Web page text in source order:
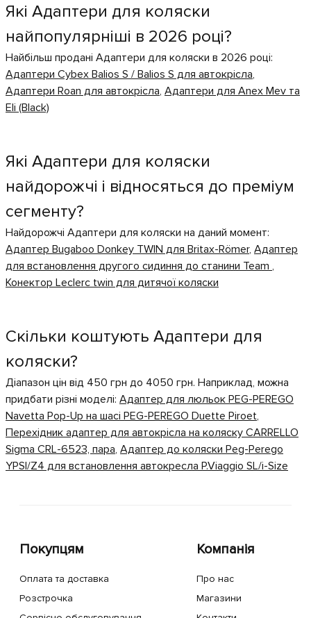
Які Адаптери для коляски
найпопулярніші в 2026 році?
Найбільш продані Адаптери для коляски в 2026 році:
Адаптери Cybex Balios S / Balios S для автокрісла,
Адаптери Roan для автокрісла, Адаптери для Anex Mev та
Eli (Black)
Які Адаптери для коляски
найдорожчі і відносяться до преміум
сегменту?
Найдорожчі Адаптери для коляски на даний момент:
Адаптер Bugaboo Donkey TWIN для Britax-Römer, Адаптер
для встановлення другого сидиння до станини Team ,
Конектор Leclerc twin для дитячої коляски
Скільки коштують Адаптери для
коляски?
Діапазон цін від 450 грн до 4050 грн. Наприклад, можна
придбати різні моделі: Адаптер для люльок PEG-PEREGO
Navetta Pop-Up на шасі PEG-PEREGO Duette Piroet,
Перехідник адаптер для автокрісла на коляску CARRELLO
Sigma CRL-6523, пара, Адаптер до коляски Peg-Perego
YPSI/Z4 для встановлення автокресла P.Viaggio SL/i-Size
Покупцям
Оплата та доставка
Розстрочка
Компанія
Про нас
Магазини